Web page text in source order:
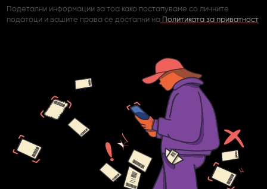
Подетални информации за тоа како постапуваме со личните
податоци и вашите права се достапни на Политиката за приватност